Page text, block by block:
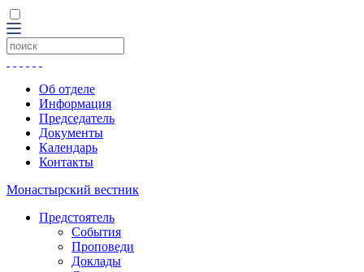
Об отделе
Информация
Председатель
Документы
Календарь
Контакты
Монастырский вестник
Предстоятель
События
Проповеди
Доклады